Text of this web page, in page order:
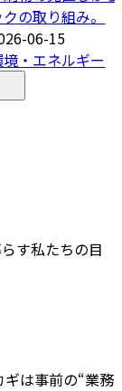
クの取り組み。
06-15
・エネルギー
す私たちの目
ギは事前の“業務